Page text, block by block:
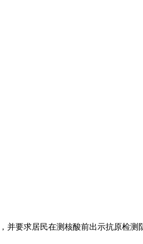
要求居民在测核酸前出示抗原检测